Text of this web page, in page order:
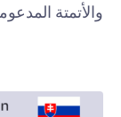
والأتمتة